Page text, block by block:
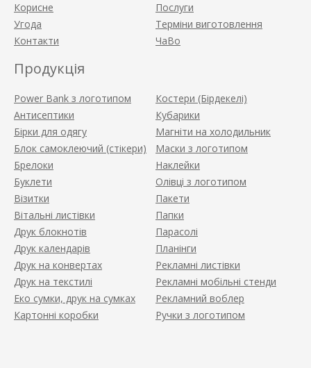
Корисне
Угода
Контакти
Послуги
Терміни виготовлення
ЧаВо
Продукція
Power Bank з логотипом
Антисептики
Бірки для одягу
Блок самоклеючий (стікери)
Брелоки
Буклети
Візитки
Вітальні листівки
Друк блокнотів
Друк календарів
Друк на конвертах
Друк на текстилі
Еко сумки, друк на сумках
Картонні коробки
Костери (Бірдекелі)
Кубарики
Магніти на холодильник
Маски з логотипом
Наклейки
Олівці з логотипом
Пакети
Папки
Парасолі
Планінги
Рекламні листівки
Рекламні мобільні стенди
Рекламний воблер
Ручки з логотипом